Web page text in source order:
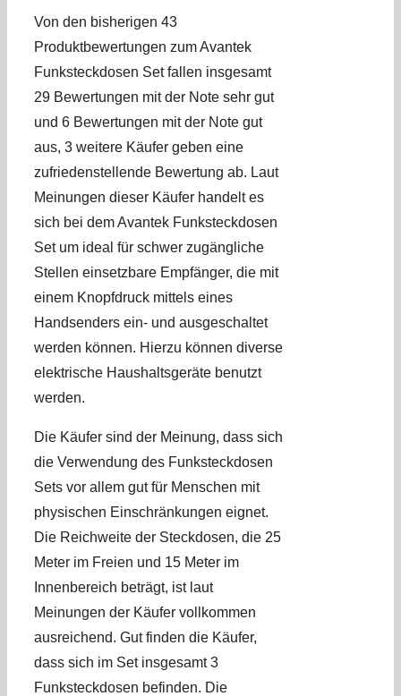
Von den bisherigen 43
Produktbewertungen zum Avantek
Funksteckdosen Set fallen insgesamt
29 Bewertungen mit der Note sehr gut
und 6 Bewertungen mit der Note gut
aus, 3 weitere Käufer geben eine
zufriedenstellende Bewertung ab. Laut
Meinungen dieser Käufer handelt es
sich bei dem Avantek Funksteckdosen
Set um ideal für schwer zugängliche
Stellen einsetzbare Empfänger, die mit
einem Knopfdruck mittels eines
Handsenders ein- und ausgeschaltet
werden können. Hierzu können diverse
elektrische Haushaltsgeräte benutzt
werden.
Die Käufer sind der Meinung, dass sich
die Verwendung des Funksteckdosen
Sets vor allem gut für Menschen mit
physischen Einschränkungen eignet.
Die Reichweite der Steckdosen, die 25
Meter im Freien und 15 Meter im
Innenbereich beträgt, ist laut
Meinungen der Käufer vollkommen
ausreichend. Gut finden die Käufer,
dass sich im Set insgesamt 3
Funksteckdosen befinden. Die